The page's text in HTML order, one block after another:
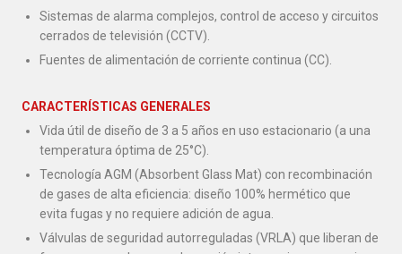
Sistemas de alarma complejos, control de acceso y circuitos
cerrados de televisión (CCTV).
Fuentes de alimentación de corriente continua (CC).
CARACTERÍSTICAS GENERALES
Vida útil de diseño de 3 a 5 años en uso estacionario (a una
temperatura óptima de 25°C).
Tecnología AGM (Absorbent Glass Mat) con recombinación
de gases de alta eficiencia: diseño 100% hermético que
evita fugas y no requiere adición de agua.
Válvulas de seguridad autorreguladas (VRLA) que liberan de